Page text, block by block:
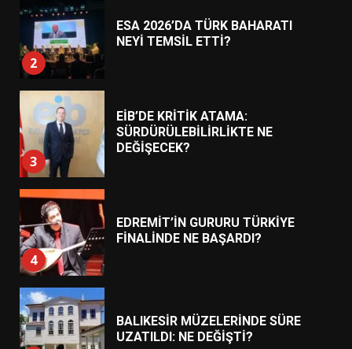
2
ESA 2026’DA TÜRK BAHARATI
NEYİ TEMSİL ETTİ?
3
EİB’DE KRİTİK ATAMA:
SÜRDÜRÜLEBİLİRLİKTE NE
DEĞİŞECEK?
4
EDREMİT’İN GURURU TÜRKİYE
FİNALİNDE NE BAŞARDI?
BALIKESİR MÜZELERİNDE SÜRE
UZATILDI: NE DEĞİŞTİ?